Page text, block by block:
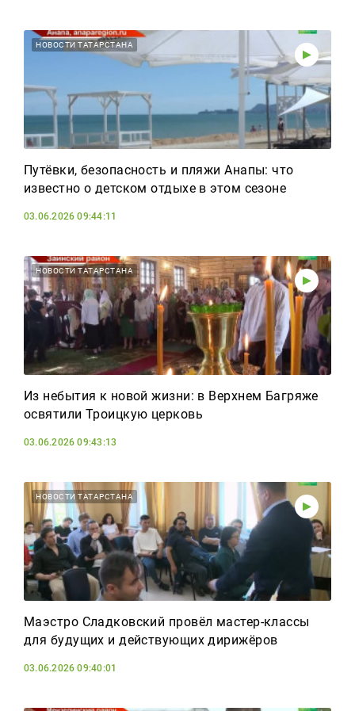
НОВОСТИ ТАТАРСТАНА
Путёвки, безопасность и пляжи Анапы: что
известно о детском отдыхе в этом сезоне
03.06.2026 09:44:11
НОВОСТИ ТАТАРСТАНА
Из небытия к новой жизни: в Верхнем Багряже
освятили Троицкую церковь
03.06.2026 09:43:13
НОВОСТИ ТАТАРСТАНА
Маэстро Сладковский провёл мастер-классы
для будущих и действующих дирижёров
03.06.2026 09:40:01